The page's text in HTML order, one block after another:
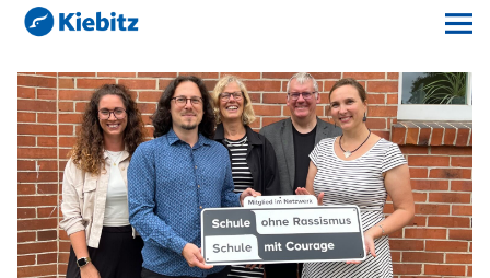
Kiebitz-Online
Lokales
Aktuelles E-Paper
Veranstaltungskalender
Anzeigenpreise